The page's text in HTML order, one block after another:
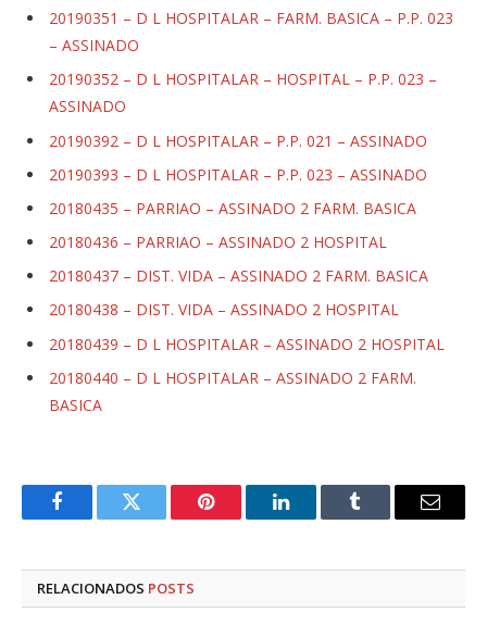
20190351 – D L HOSPITALAR – FARM. BASICA – P.P. 023
– ASSINADO
20190352 – D L HOSPITALAR – HOSPITAL – P.P. 023 –
ASSINADO
20190392 – D L HOSPITALAR – P.P. 021 – ASSINADO
20190393 – D L HOSPITALAR – P.P. 023 – ASSINADO
20180435 – PARRIAO – ASSINADO 2 FARM. BASICA
20180436 – PARRIAO – ASSINADO 2 HOSPITAL
20180437 – DIST. VIDA – ASSINADO 2 FARM. BASICA
20180438 – DIST. VIDA – ASSINADO 2 HOSPITAL
20180439 – D L HOSPITALAR – ASSINADO 2 HOSPITAL
20180440 – D L HOSPITALAR – ASSINADO 2 FARM.
BASICA
FacebookTwitter Pinterest LinkedInTumblr
E-
RELACIONADOS POSTS